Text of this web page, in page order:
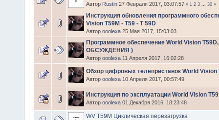
Автор Rustin 27 Февраля 2017, 03:07:57 « 1 2 3 30 »
Инструкция обновления программного
Vision T59M - Т59 - T 59D
Автор ooolexa 25 Мая 2017, 15:03:03
Программное обеспечение World Vision
ОБСУЖДЕНИЯ )
Автор ooolexa 11 Апреля 2017, 16:02:28
Обзор цифровых телеприставок World Vision
Автор ooolexa 10 Апреля 2017, 00:57:49
Инструкция по эксплуатации World Vision
Автор ooolexa 01 Декабря 2016, 18:23:48
WV T59M Циклическая перезагрузка